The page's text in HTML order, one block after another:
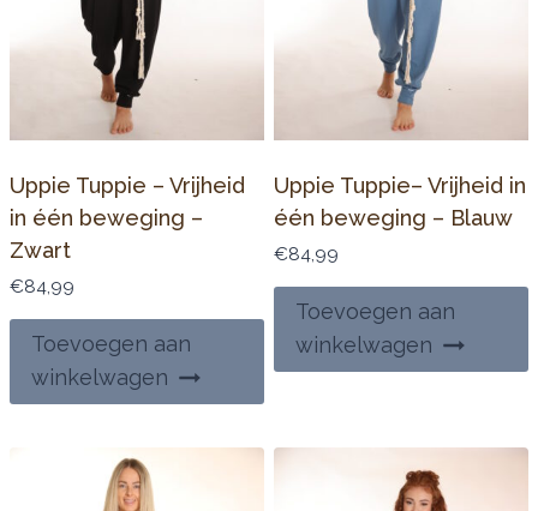
Uppie Tuppie – Vrijheid
in één beweging –
Zwart
€84,99
Toevoegen aan
winkelwagen
Uppie Tuppie– Vrijheid in
één beweging – Blauw
€84,99
Toevoegen aan
winkelwagen